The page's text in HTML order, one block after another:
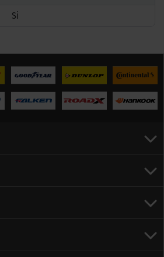
Si